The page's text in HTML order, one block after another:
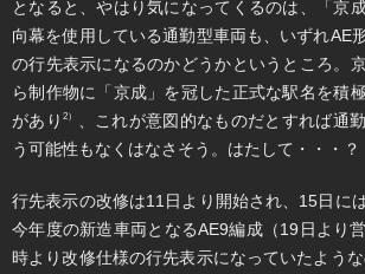
となると、やはり気になってくるのは、「京
向幕を使用している通勤型車両も、いずれAE
の行先表示になるのかどうかというところ。
ら制作物に「京成」を冠した正式な駅名を積
があり 2）
、これが意図的なものだとすれば通
う可能性もなくはなさそう。はたして・・・？
行先表示の改修は11日より開始され、15日に
今年度の新造車両となるAE9編成（19日より
時より改修仕様の行先表示になっていたよう